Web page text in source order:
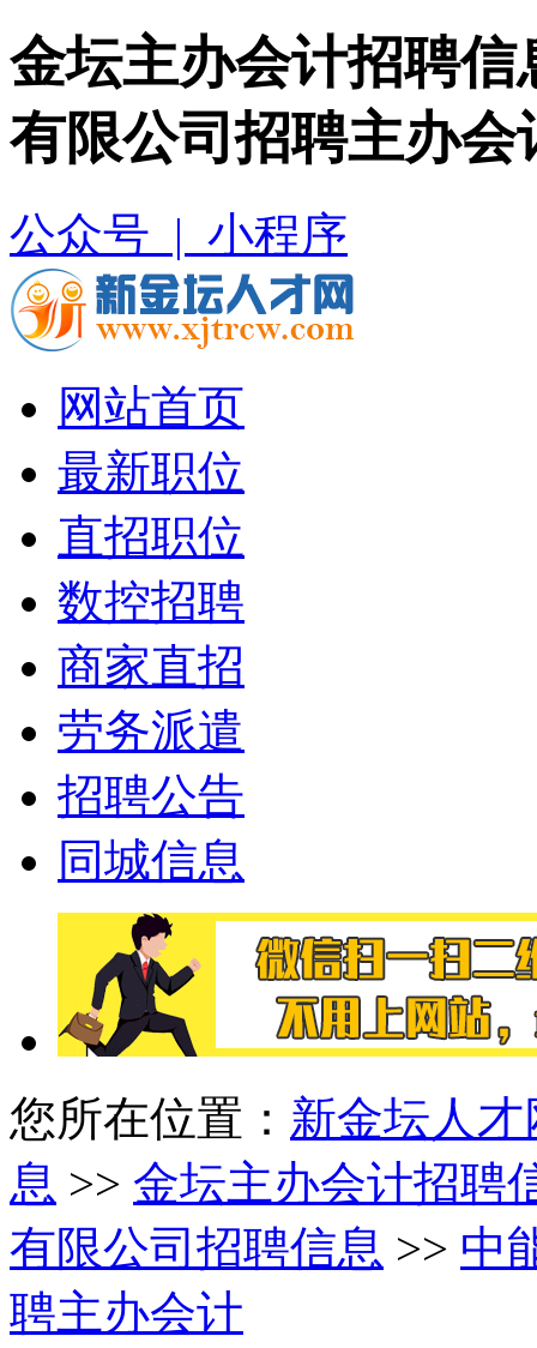
金坛主办会计招聘
有限公司招聘主办会
公众号 | 小程序
网站首页
最新职位
直招职位
数控招聘
商家直招
劳务派遣
招聘公告
同城信息
您所在位置： 新金坛人才
息 >> 金坛主办会计招聘
有限公司招聘信息 >> 中
聘主办会计